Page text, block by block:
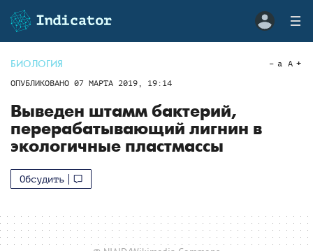
БИОЛОГИЯ
ОПУБЛИКОВАНО 07 МАРТА 2019, 19:14
a A
Выведен штамм бактерий,
перерабатывающий лигнин в
экологичные пластмассы
Обсудить